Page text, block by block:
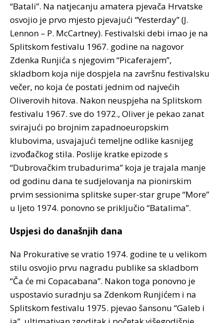
“Batali”. Na natjecanju amatera pjevača Hrvatske
osvojio je prvo mjesto pjevajući “Yesterday” (J.
Lennon – P. McCartney). Festivalski debi imao je na
Splitskom festivalu 1967. godine na nagovor
Zdenka Runjića s njegovim “Picaferajem”,
skladbom koja nije dospjela na završnu festivalsku
večer, no koja će postati jednim od najvećih
Oliverovih hitova. Nakon neuspjeha na Splitskom
festivalu 1967. sve do 1972., Oliver je pekao zanat
svirajući po brojnim zapadnoeuropskim
klubovima, usvajajući temeljne odlike kasnijeg
izvođačkog stila. Poslije kratke epizode s
“Dubrovačkim trubadurima” koja je trajala manje
od godinu dana te sudjelovanja na pionirskim
prvim sessionima splitske super-star grupe “More”
u ljeto 1974. ponovno se priključio “Batalima”.
Uspjesi do današnjih dana
Na Prokurative se vratio 1974. godine te u velikom
stilu osvojio prvu nagradu publike sa skladbom
“Ča će mi Copacabana”. Nakon toga ponovno je
uspostavio suradnju sa Zdenkom Runjićem i na
Splitskom festivalu 1975. pjevao šansonu “Galeb i